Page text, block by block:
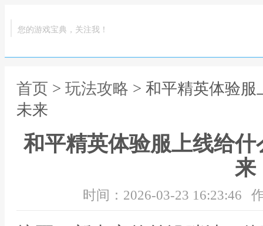
您的游戏宝典，关注我！
首页 > 玩法攻略 > 和平精英体验
未来
和平精英体验服上线给
来
时间：2026-03-23 16:23:46